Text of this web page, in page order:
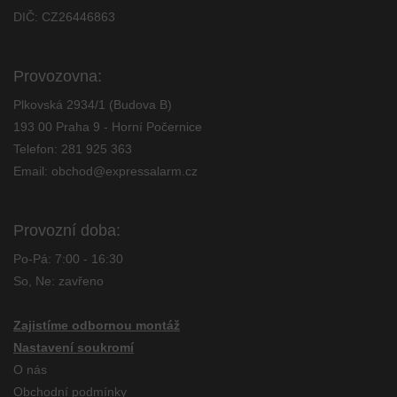
DIČ: CZ26446863
Provozovna:
Plkovská 2934/1 (Budova B)
193 00 Praha 9 - Horní Počernice
Telefon: 281 925 363
Email: obchod@expressalarm.cz
Provozní doba:
Po-Pá: 7:00 - 16:30
So, Ne: zavřeno
Zajistíme odbornou montáž
Nastavení soukromí
O nás
Obchodní podmínky